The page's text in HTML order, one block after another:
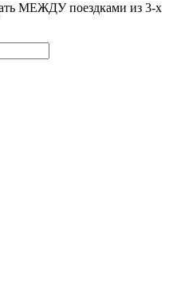
МЕЖДУ поездками из 3-х